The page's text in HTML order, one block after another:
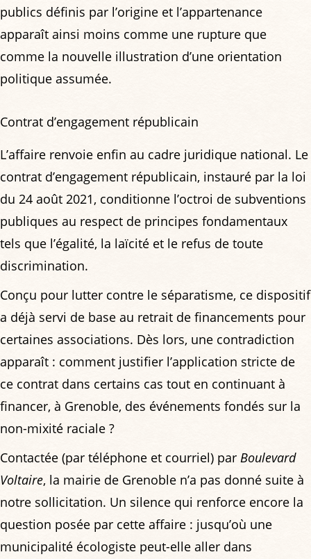
publics définis par l’origine et l’appartenance
apparaît ainsi moins comme une rupture que
comme la nouvelle illustration d’une orientation
politique assumée.
Contrat d’engagement républicain
L’affaire renvoie enfin au cadre juridique national. Le
contrat d’engagement républicain, instauré par la loi
du 24 août 2021, conditionne l’octroi de subventions
publiques au respect de principes fondamentaux
tels que l’égalité, la laïcité et le refus de toute
discrimination.
Conçu pour lutter contre le séparatisme, ce dispositif
a déjà servi de base au retrait de financements pour
certaines associations. Dès lors, une contradiction
apparaît : comment justifier l’application stricte de
ce contrat dans certains cas tout en continuant à
financer, à Grenoble, des événements fondés sur la
non-mixité raciale ?
Contactée (par téléphone et courriel) par Boulevard
Voltaire, la mairie de Grenoble n’a pas donné suite à
notre sollicitation. Un silence qui renforce encore la
question posée par cette affaire : jusqu’où une
municipalité écologiste peut-elle aller dans